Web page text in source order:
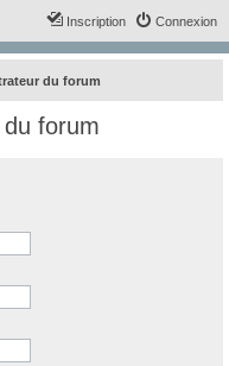
Connexion
Inscription
du forum
forum